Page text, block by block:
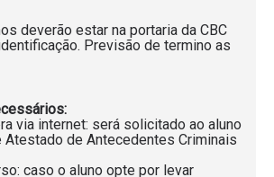
deverão estar na portaria da CBC
Previsão de termino as
via internet: será solicitado ao aluno
Atestado de Antecedentes Criminais
caso o aluno opte por levar